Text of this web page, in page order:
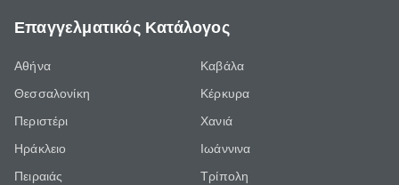
Επαγγελματικός Κατάλογος
Αθήνα
Θεσσαλονίκη
Περιστέρι
Ηράκλειο
Πειραιάς
Καβάλα
Κέρκυρα
Χανιά
Ιωάννινα
Τρίπολη